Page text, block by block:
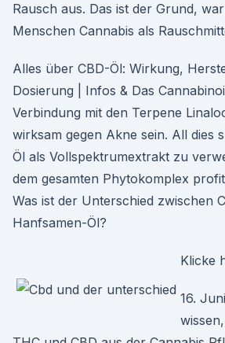
Rausch aus. Das ist der Grund,
Menschen Cannabis als
Alles über CBD-Öl: Wirkung,
Dosierung | Infos & Das
Verbindung mit den Terpene
wirksam gegen Akne sein. All dies
Öl als Vollspektrumextrakt zu
dem gesamten Phytokomplex
Was ist der Unterschied zwischen
Hanfsamen-Öl?
Klicke
16.